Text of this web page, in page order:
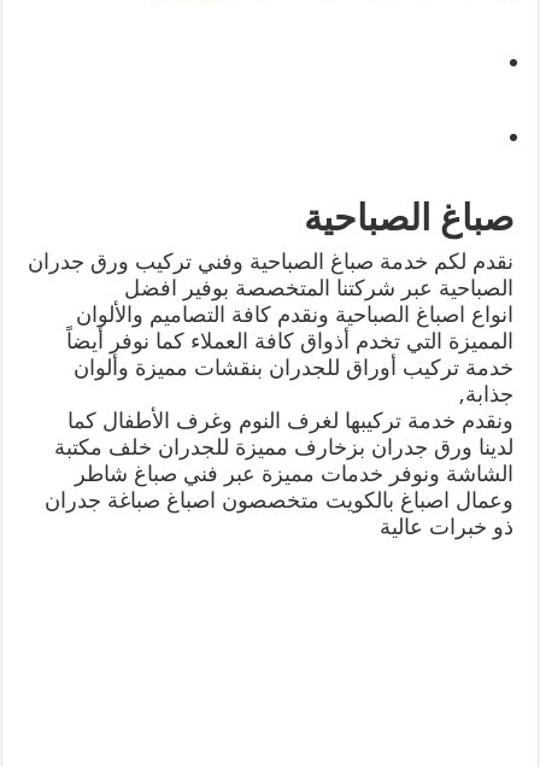
صباغ الصباحية
نقدم لكم خدمة صباغ الصباحية وفني تركيب ورق جدران
الصباحية عبر شركتنا المتخصصة بوفير افضل
انواع اصباغ الصباحية ونقدم كافة التصاميم والألوان
المميزة التي تخدم أذواق كافة العملاء كما نوفر أيضاً
خدمة تركيب أوراق للجدران بنقشات مميزة وألوان
جذابة,
ونقدم خدمة تركيبها لغرف النوم وغرف الأطفال كما
لدينا ورق جدران بزخارف مميزة للجدران خلف مكتبة
الشاشة ونوفر خدمات مميزة عبر فني صباغ شاطر
وعمال اصباغ بالكويت متخصصون اصباغ صباغة جدران
ذو خبرات عالية